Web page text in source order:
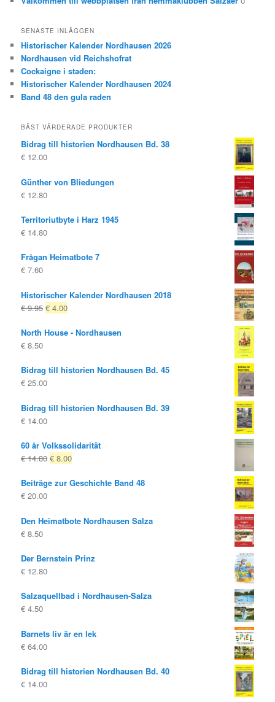
SENASTE INLÄGGEN
Historischer Kalender Nordhausen 2026
Nordhausen vid Reichshofrat
Cockaigne i staden:
Historischer Kalender Nordhausen 2024
Band 48 den gula raden
BÄST VÄRDERADE PRODUKTER
Bidrag till historien Nordhausen Bd. 38
€ 12.00
Günther von Bliedungen
€ 12.80
Territoriutbyte i Harz 1945
€ 14.80
Frågan Heimatbote 7
€ 7.60
Historischer Kalender Nordhausen 2018
€9.95 Ursprungligt
var:
€ 4.00Nuvarande
är:
North House - Nordhausen
€ 8.50
Bidrag till historien Nordhausen Bd. 45
€ 25.00
Bidrag till historien Nordhausen Bd. 39
€ 14.00
60 år Volkssolidarität
€14.80 Ursprungligt
var:
€ 8.00Nuvarande
är:
Beiträge zur Geschichte Band 48
€ 20.00
Den Heimatbote Nordhausen Salza
€ 8.50
Der Bernstein Prinz
€ 12.80
Salzaquellbad i Nordhausen-Salza
€ 4.50
Barnets liv är en lek
€ 64.00
Bidrag till historien Nordhausen Bd. 40
€ 14.00